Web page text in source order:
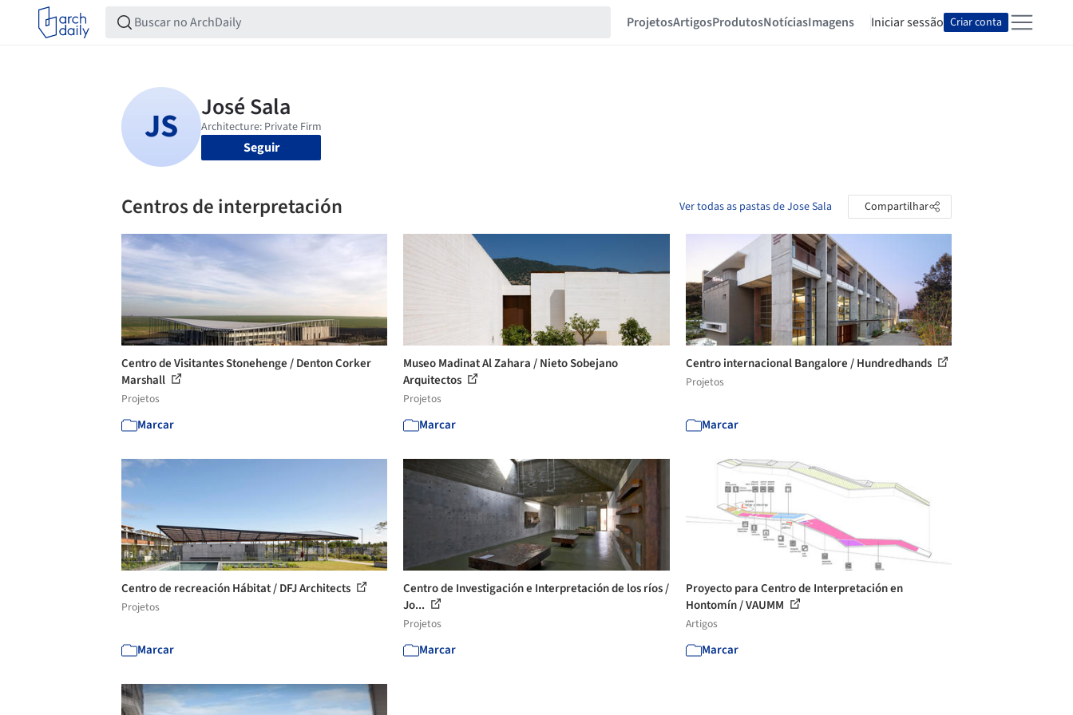
ProjetosArtigosProdutosNotíciasImagens Iniciar sessão Criar conta
Seguir
Centros de interpretación Ver todas as pastas de Jose Sala Compartilhar
Centro de Visitantes Stonehenge / Denton Corker
Marshall
Projetos
Marcar
Museo Madinat Al Zahara / Nieto Sobejano
Arquitectos
Projetos
Marcar
Centro internacional Bangalore / Hundredhands
Projetos
Marcar
Centro de recreación Hábitat / DFJ Architects
Projetos
Marcar
Centro de Investigación e Interpretación de los ríos /
Jo...
Projetos
Marcar
Proyecto para Centro de Interpretación en
Hontomín / VAUMM
Artigos
Marcar